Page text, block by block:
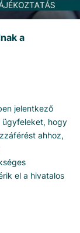
a
jelentkező
ügyfeleket, hogy
ahhoz,
el a hivatalos